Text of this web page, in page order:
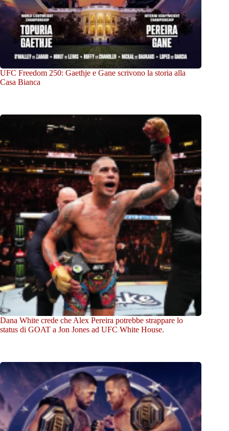
UFC Freedom 250: Gaethje e Gane scrivono la storia alla
Casa Bianca
Dana White crede che Alex Pereira potrebbe strappare lo
status di GOAT a Jon Jones ad UFC White House.